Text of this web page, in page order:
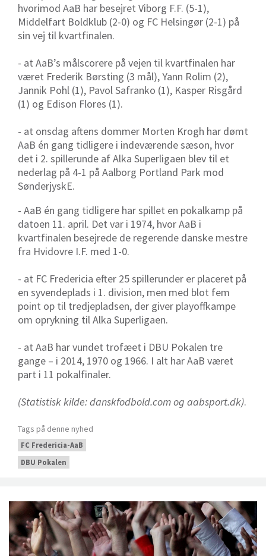
hvorimod AaB har besejret Viborg F.F. (5-1),
Middelfart Boldklub (2-0) og FC Helsingør (2-1) på
sin vej til kvartfinalen.
- at AaB’s målscorere på vejen til kvartfinalen har
været Frederik Børsting (3 mål), Yann Rolim (2),
Jannik Pohl (1), Pavol Safranko (1), Kasper Risgård
(1) og Edison Flores (1).
- at onsdag aftens dommer Morten Krogh har dømt
AaB én gang tidligere i indeværende sæson, hvor
det i 2. spillerunde af Alka Superligaen blev til et
nederlag på 4-1 på Aalborg Portland Park mod
SønderjyskE.
- AaB én gang tidligere har spillet en pokalkamp på
datoen 11. april. Det var i 1974, hvor AaB i
kvartfinalen besejrede de regerende danske mestre
fra Hvidovre I.F. med 1-0.
- at FC Fredericia efter 25 spillerunder er placeret på
en syvendeplads i 1. division, men med blot fem
point op til tredjepladsen, der giver playoffkampe
om oprykning til Alka Superligaen.
- at AaB har vundet trofæet i DBU Pokalen tre
gange – i 2014, 1970 og 1966. I alt har AaB været
part i 11 pokalfinaler.
(Statistisk kilde: danskfodbold.com og aabsport.dk).
Tags på denne nyhed
FC Fredericia-AaB
DBU Pokalen